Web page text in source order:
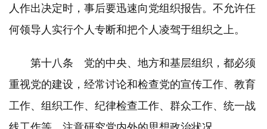
人作出决定时，事后要迅速向党组织报告。不允许任
何领导人实行个人专断和把个人凌驾于组织之上。
第十八条 党的中央、地方和基层组织，都必须
重视党的建设，经常讨论和检查党的宣传工作、教育
工作、组织工作、纪律检查工作、群众工作、统一战